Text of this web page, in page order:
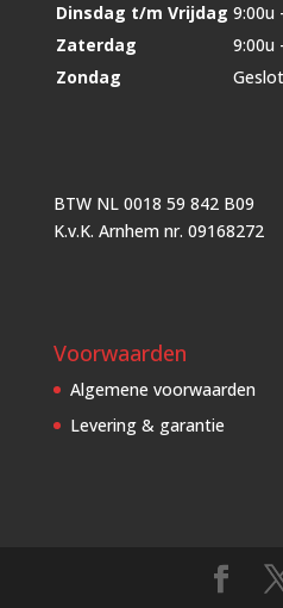
Dinsdag t/m Vrijdag 9:00u
Zaterdag
9:00u
Zondag
BTW NL 0018 59 842 B09
K.v.K. Arnhem nr. 09168272
Voorwaarden
Algemene voorwaarden
Levering & garantie